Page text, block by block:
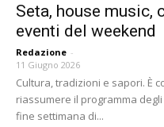
Seta, house music,
eventi del weekend
Redazione -
11 Giugno 2026
Cultura, tradizioni e sapori. È
riassumere il programma
fine settimana di...